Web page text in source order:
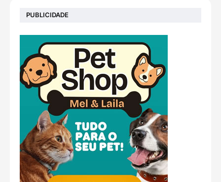
PUBLICIDADE